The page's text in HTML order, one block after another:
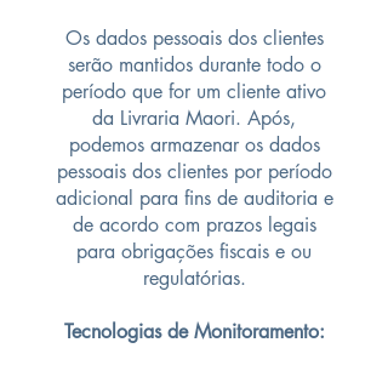
Os dados pessoais dos clientes
serão mantidos durante todo o
período que for um cliente ativo
da Livraria Maori. Após,
podemos armazenar os dados
pessoais dos clientes por período
adicional para fins de auditoria e
de acordo com prazos legais
para obrigações fiscais e ou
regulatórias.
Tecnologias de Monitoramento: